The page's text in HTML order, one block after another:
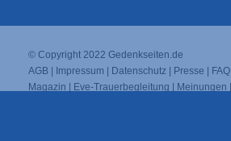
© Copyright 2022 Gedenkseiten.de
AGB
Impressum Datenschutz Presse
FAQ
Magazin
Eve-Trauerbegleitung Meinungen